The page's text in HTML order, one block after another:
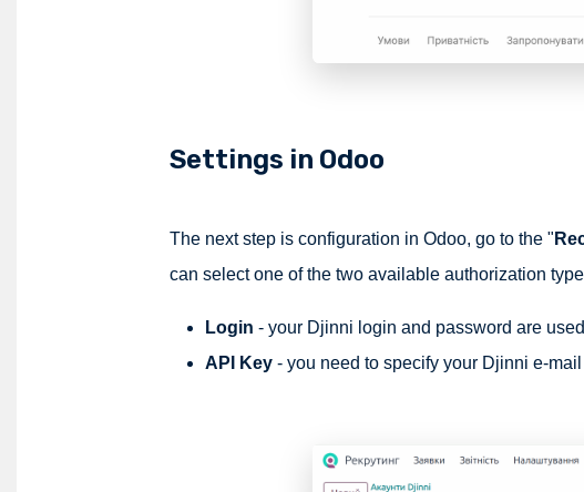
Settings in Odoo
The next step is configuration in Odoo, go to the "
can select one of the two available authorization
Login - your Djinni login and password are
API Key - you need to specify your Djinni e-